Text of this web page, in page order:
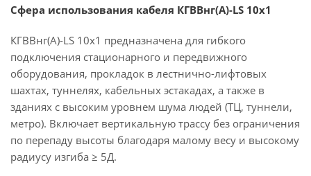
Сфера использования кабеля КГВВнг(А)-LS 10х1
КГВВнг(А)-LS 10х1 предназначена для гибкого
подключения стационарного и передвижного
оборудования, прокладок в лестнично-лифтовых
шахтах, туннелях, кабельных эстакадах, а также в
зданиях с высоким уровнем шума людей (ТЦ, туннели,
метро). Включает вертикальную трассу без ограничения
по перепаду высоты благодаря малому весу и высокому
радиусу изгиба ≥ 5Д.